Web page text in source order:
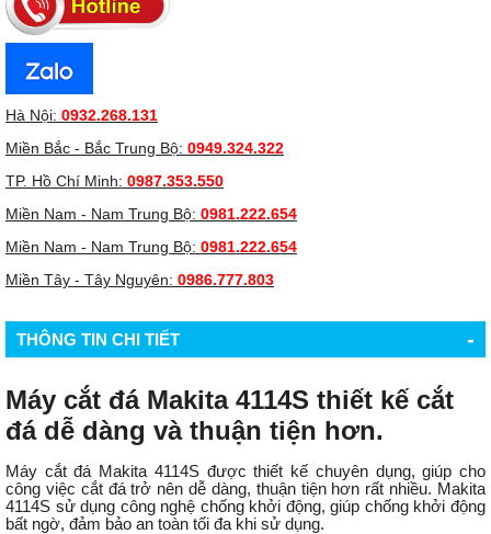
Hà Nội: 0932.268.131
Miền Bắc - Bắc Trung Bộ: 0949.324.322
TP. Hồ Chí Minh: 0987.353.550
Miền Nam - Nam Trung Bộ: 0981.222.654
Miền Nam - Nam Trung Bộ: 0981.222.654
Miền Tây - Tây Nguyên: 0986.777.803
THÔNG TIN CHI TIẾT -
Máy cắt đá Makita 4114S thiết kế cắt
đá dễ dàng và thuận tiện hơn.
Máy cắt đá Makita 4114S được thiết kế chuyên dụng, giúp cho
công việc cắt đá trở nên dễ dàng, thuận tiện hơn rất nhiều. Makita
4114S sử dụng công nghệ chống khởi động, giúp chống khởi động
bất ngờ, đảm bảo an toàn tối đa khi sử dụng.